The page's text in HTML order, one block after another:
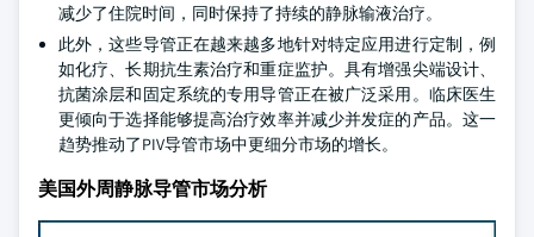
减少了住院时间，同时保持了持续的静脉输液治疗。
此外，这些导管正在越来越多地针对特定应用进行定制，例
如化疗、长期抗生素治疗和重症监护。具有增强尖端设计、
抗菌涂层和固定系统的专用导管正在被广泛采用。临床医生
更倾向于选择能够提高治疗效率并减少并发症的产品。这一
趋势推动了PIV导管市场中更细分市场的增长。
美国外周静脉导管市场分析